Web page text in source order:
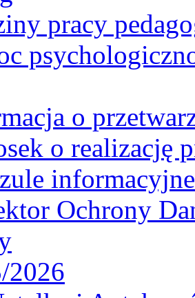
pracy
o
o realizację
informacyjne
Ochrony
2026